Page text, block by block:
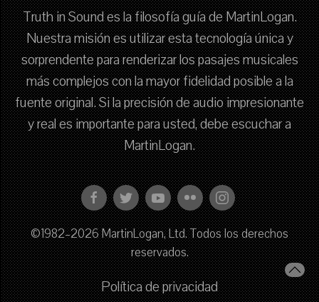
Truth in Sound es la filosofía guía de MartinLogan.
Nuestra misión es utilizar esta tecnología única y
sorprendente para renderizar los pasajes musicales
más complejos con la mayor fidelidad posible a la
fuente original. Si la precisión de audio impresionante
y real es importante para usted, debe escuchar a
MartinLogan.
©1982–2026 MartinLogan, Ltd. Todos los derechos
reservados.
Política de privacidad